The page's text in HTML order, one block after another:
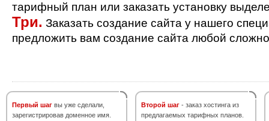
тарифный план или заказать установку
Три. Заказать создание сайта у нашего
предложить вам создание сайта любой
Первый шаг вы уже сделали,
зарегистрировав доменное имя.
Второй шаг - заказ хостинга из
предлагаемых тарифных планов.